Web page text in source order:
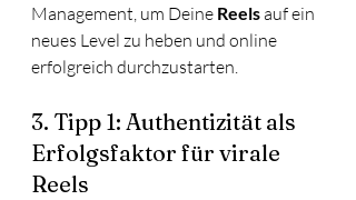
Management, um Deine Reels auf ein
neues Level zu heben und online
erfolgreich durchzustarten.
3. Tipp 1: Authentizität als
Erfolgsfaktor für virale
Reels